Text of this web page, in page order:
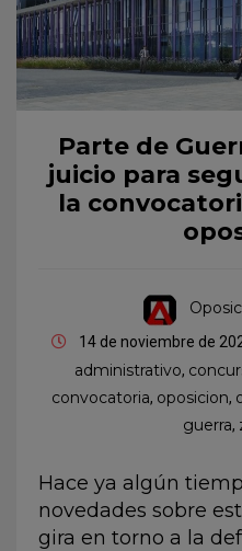
Parte de
juicio para
la
14 de noviembre de
administrativo,
convocatoria, oposicion,
guerra,
Hace ya algún
novedades sobre
gira en torno a la